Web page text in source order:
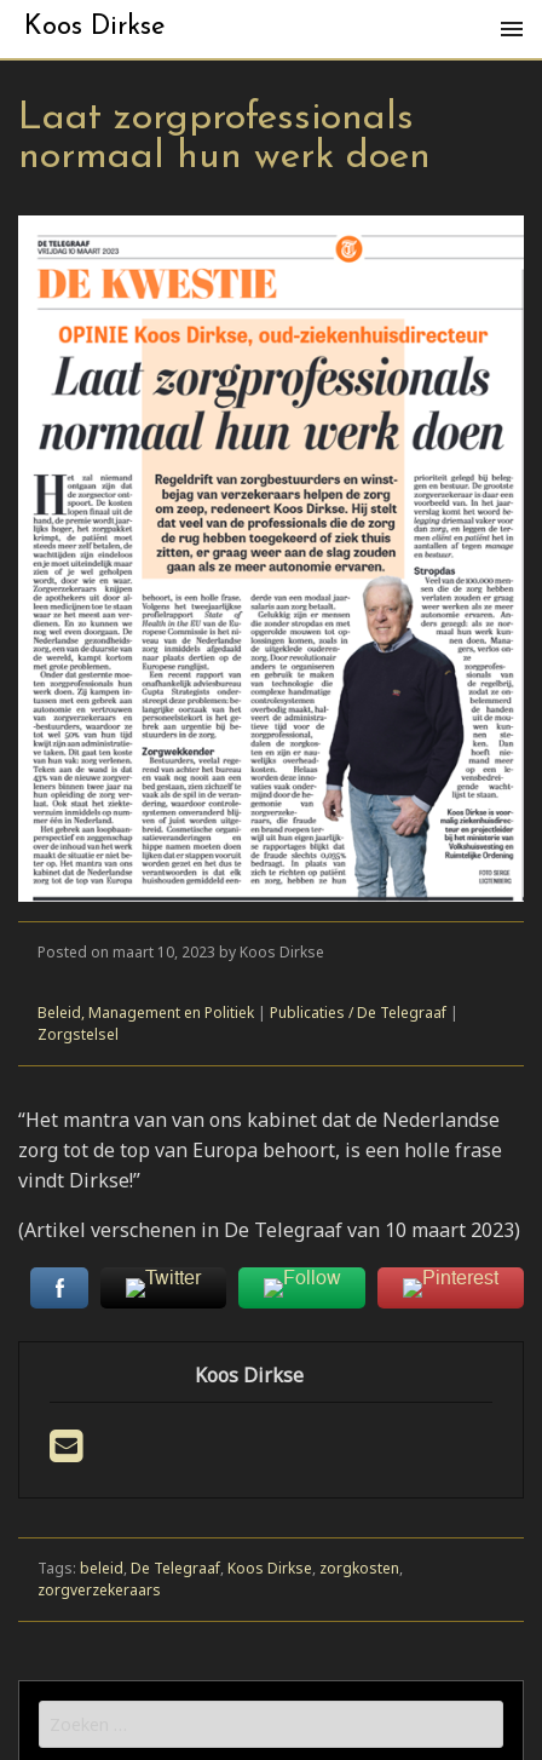
Koos Dirkse
Laat zorgprofessionals
normaal hun werk doen
Posted on maart 10, 2023 by Koos Dirkse
Beleid, Management en Politiek | Publicaties / De Telegraaf |
Zorgstelsel
“Het mantra van van ons kabinet dat de Nederlandse
zorg tot de top van Europa behoort, is een holle frase
vindt Dirkse!”
(Artikel verschenen in De Telegraaf van 10 maart 2023)
Koos Dirkse
Tags: beleid, De Telegraaf, Koos Dirkse, zorgkosten,
zorgverzekeraars
naar: